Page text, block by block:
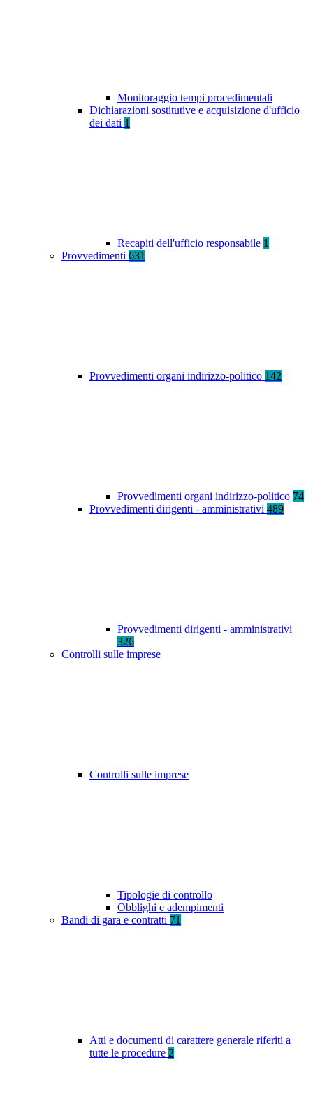
Monitoraggio tempi procedimentali
Dichiarazioni sostitutive e acquisizione d'ufficio
dei dati 1
Recapiti dell'ufficio responsabile 1
Provvedimenti 631
Provvedimenti organi indirizzo-politico 142
Provvedimenti organi indirizzo-politico 74
Provvedimenti dirigenti - amministrativi 489
Provvedimenti dirigenti - amministrativi
326
Controlli sulle imprese
Controlli sulle imprese
Tipologie di controllo
Obblighi e adempimenti
Bandi di gara e contratti 71
Atti e documenti di carattere generale riferiti a
tutte le procedure 2